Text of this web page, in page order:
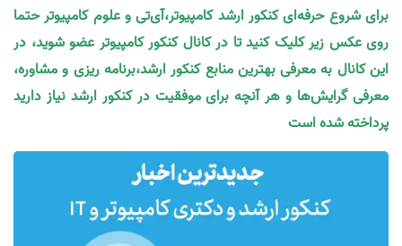
برای شروع حرفه‌ای کنکور ارشد کامپیوتر،آی‌تی و علوم کامپیوتر حتما
روی عکس زیر کلیک کنید تا در کانال کنکور کامپیوتر عضو شوید، در
این کانال به معرفی بهترین منابع کنکور ارشد،برنامه ریزی و مشاوره،
معرفی گرایش‌ها و هر آنچه برای موفقیت در کنکور ارشد نیاز دارید
پرداخته شده است